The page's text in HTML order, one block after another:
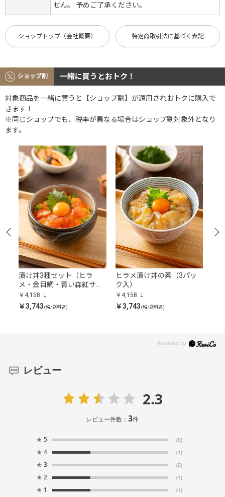
せん。 予めご了承ください。
ショップトップ（会社概要） 特定商取引法に基づく表記
ショップ割 一緒に買うとおトク！
対象商品を一緒に買うと【ショップ割】が適用されおトクに購入で
きます！
※同じショップでも、税率が異なる場合はショップ割対象外となり
ます。
漬け丼3種セット（ヒラ
メ・金目鯛・青い森紅サー
モン）
￥4,158
￥3,743(税・送料込)
ヒラメ漬け丼の素（3パッ
ク入）
￥4,158
￥3,743(税・送料込)
レビュー
2.3
レビュー件数：3件
★ 5 (0)
★ 4 (1)
★ 3 (0)
★ 2 (1)
★ 1 (1)